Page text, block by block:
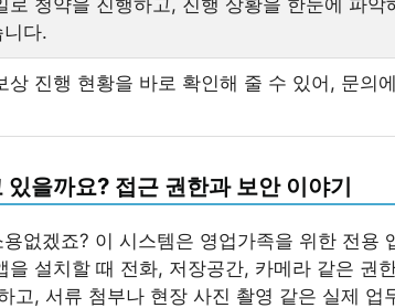
다.
상 진행 현황을 바로 확인해 줄 수 있어, 문의
을까요? 접근 권한과 보안 이야기
없겠죠? 이 시스템은 영업가족을 위한 전용
설치할 때 전화, 저장공간, 카메라 같은 권
고, 서류 첨부나 현장 사진 촬영 같은 실제 업